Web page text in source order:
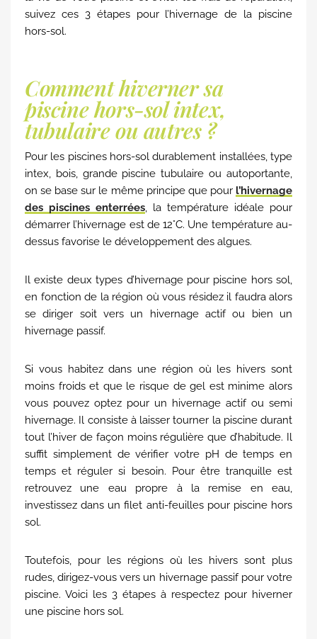
suivez ces 3 étapes pour l’hivernage de la piscine
hors-sol.
Comment hiverner sa
piscine hors-sol intex,
tubulaire ou autres ?
Pour les piscines hors-sol durablement installées, type
intex, bois, grande piscine tubulaire ou autoportante,
on se base sur le même principe que pour l’hivernage
des piscines enterrées, la température idéale pour
démarrer l’hivernage est de 12°C. Une température au-
dessus favorise le développement des algues.
Il existe deux types d’hivernage pour piscine hors sol,
en fonction de la région où vous résidez il faudra alors
se diriger soit vers un hivernage actif ou bien un
hivernage passif.
Si vous habitez dans une région où les hivers sont
moins froids et que le risque de gel est minime alors
vous pouvez optez pour un hivernage actif ou semi
hivernage. Il consiste à laisser tourner la piscine durant
tout l’hiver de façon moins régulière que d’habitude. Il
suffit simplement de vérifier votre pH de temps en
temps et réguler si besoin. Pour être tranquille est
retrouvez une eau propre à la remise en eau,
investissez dans un filet anti-feuilles pour piscine hors
sol.
Toutefois, pour les régions où les hivers sont plus
rudes, dirigez-vous vers un hivernage passif pour votre
piscine. Voici les 3 étapes à respectez pour hiverner
une piscine hors sol.